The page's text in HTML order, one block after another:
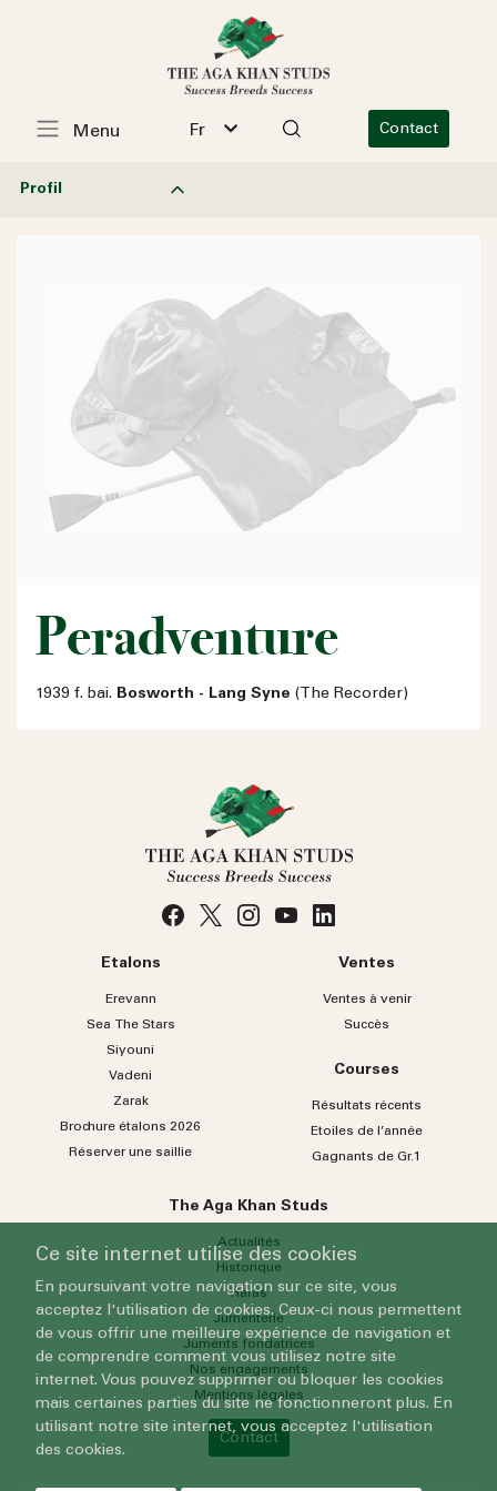
Fr Contact
Menu
Profil
Peradventure
1939 f. bai. Bosworth - Lang Syne (The Recorder)
Etalons
Erevann
Sea TheStars
Siyouni
Vadeni
Zarak
Brochure étalons 2026
Réserver une saillie
Ventes
Ventes à venir
Succès
Courses
Résultats récents
Etoiles de l’année
Gagnants de Gr.1
The Aga Khan Studs
Actualités
Historique
Haras
Jumenterie
Juments fondatrices
Nos engagements
Mentions légales
Contact
Ce site internet utilise des cookies
En poursuivant votre navigation sur ce site, vous
acceptez l'utilisation de cookies. Ceux-ci nous permettent
de vous offrir une meilleure expérience de navigation et
de comprendre comment vous utilisez notre site
internet. Vous pouvez supprimer ou bloquer les cookies
mais certaines parties du site ne fonctionneront plus. En
utilisant notre site internet, vous acceptez l'utilisation
des cookies.